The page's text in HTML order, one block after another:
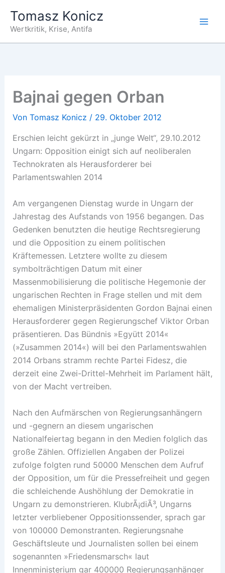
Inhalt
springen
Tomasz Konicz
Wertkritik, Krise, Antifa
Bajnai gegen Orban
Von Tomasz Konicz / 29. Oktober 2012
Erschien leicht gekürzt in „junge Welt“, 29.10.2012
Ungarn: Opposition einigt sich auf neoliberalen
Technokraten als Herausforderer bei
Parlamentswahlen 2014
Am vergangenen Dienstag wurde in Ungarn der
Jahrestag des Aufstands von 1956 begangen. Das
Gedenken benutzten die heutige Rechtsregierung
und die Opposition zu einem politischen
Kräftemessen. Letztere wollte zu diesem
symbolträchtigen Datum mit einer
Massenmobilisierung die politische Hegemonie der
ungarischen Rechten in Frage stellen und mit dem
ehemaligen Ministerpräsidenten Gordon Bajnai einen
Herausforderer gegen Regierungschef Viktor Orban
präsentieren. Das Bündnis »Együtt 2014«
(»Zusammen 2014«) will bei den Parlamentswahlen
2014 Orbans stramm rechte Partei Fidesz, die
derzeit eine Zwei-Drittel-Mehrheit im Parlament hält,
von der Macht vertreiben.
Nach den Aufmärschen von Regierungsanhängern
und -gegnern an diesem ungarischen
Nationalfeiertag begann in den Medien folglich das
große Zählen. Offiziellen Angaben der Polizei
zufolge folgten rund 50000 Menschen dem Aufruf
der Opposition, um für die Pressefreiheit und gegen
die schleichende Aushöhlung der Demokratie in
Ungarn zu demonstrieren. KlubrÃ¡diÃ³, Ungarns
letzter verbliebener Oppositionssender, sprach gar
von 100000 Demonstranten. Regierungsnahe
Geschäftsleute und Journalisten sollen bei einem
sogenannten »Friedensmarsch« laut
Innenministerium gar 400000 Regierungsanhänger